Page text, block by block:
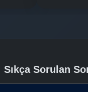
Sıkça Sorulan